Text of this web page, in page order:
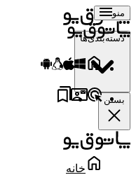
منو
دسته‌بندی‌ها
بستن
خانه